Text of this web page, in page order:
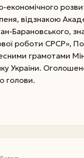
економічного
відзнакою
Барановського,
роботи СРСР»,
грамотами
України.
голови.